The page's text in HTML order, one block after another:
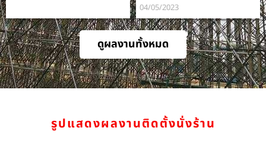
04/05/2023
ดูผลงานทั้งหมด
รูปแสดงผลงานติดตั้งนั่งร้าน